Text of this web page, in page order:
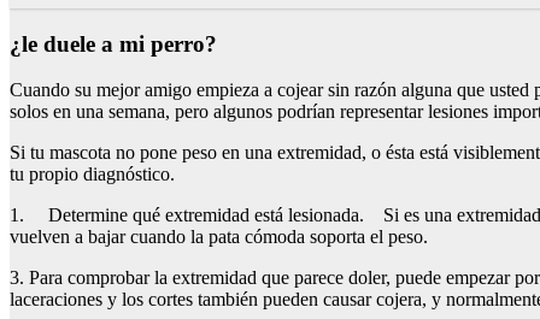
¿le duele a mi perro?
Cuando su mejor amigo empieza a cojear sin razón alguna que
solos en una semana, pero algunos podrían representar lesiones
Si tu mascota no pone peso en una extremidad, o ésta está
tu propio diagnóstico.
1. Determine qué extremidad está lesionada. Si es una extremidad
vuelven a bajar cuando la pata cómoda soporta el peso.
3. Para comprobar la extremidad que parece doler, puede empezar
laceraciones y los cortes también pueden causar cojera, y